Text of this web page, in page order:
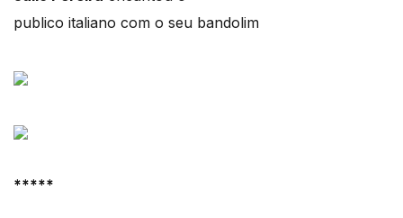
publico italiano com o seu bandolim
*****